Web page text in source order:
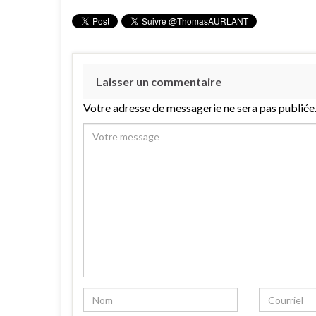
Laisser un commentaire
Votre adresse de messagerie ne sera pas publiée.